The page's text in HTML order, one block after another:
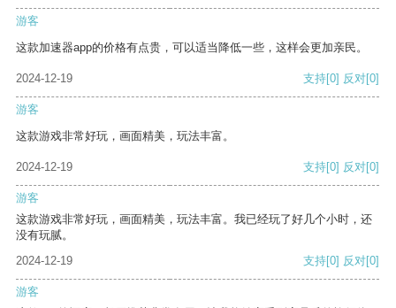
游客
这款加速器app的价格有点贵，可以适当降低一些，这样会更加亲民。
2024-12-19 支持[0] 反对[0]
游客
这款游戏非常好玩，画面精美，玩法丰富。
2024-12-19 支持[0] 反对[0]
游客
这款游戏非常好玩，画面精美，玩法丰富。我已经玩了好几个小时，还
没有玩腻。
2024-12-19
支持[0] 反对[0]
游客